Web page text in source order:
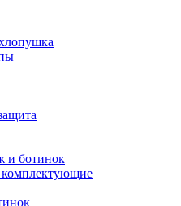
и ботинок